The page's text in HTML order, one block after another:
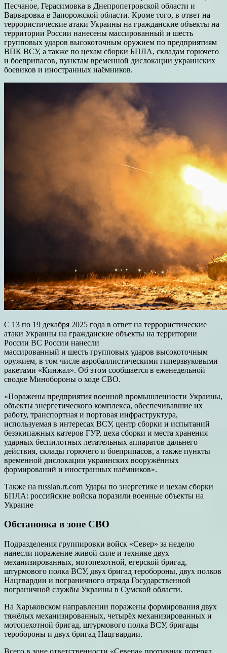
Песчаное, Герасимовка в Днепропетровской области и
Варваровка в Запорожской области. Кроме того, в ответ на
террористические атаки Украины на гражданские объекты на
территории России нанесены массированный и шесть
групповых ударов высокоточным оружием по предприятиям
ВПК ВСУ, а также по цехам сборки БПЛА, складам горючего
и боеприпасов, пунктам временной дислокации украинских
боевиков и иностранных наёмников.
С 13 по 19 декабря 2025 года в ответ на террористические
атаки Украины на гражданские объекты на территории
России ВС России нанесли
массированный и шесть групповых ударов высокоточным
оружием, в том числе аэробаллистическими гиперзвуковыми
ракетами «Кинжал». Об этом сообщается в еженедельной
сводке Минобороны о ходе СВО.
«Поражены предприятия военной промышленности Украины,
объекты энергетического комплекса, обеспечивавшие их
работу, транспортная и портовая инфраструктура,
используемая в интересах ВСУ, центр сборки и испытаний
безэкипажных катеров ГУР, цеха сборки и места хранения
ударных беспилотных летательных аппаратов дальнего
действия, склады горючего и боеприпасов, а также пункты
временной дислокации украинских вооружённых
формирований и иностранных наёмников».
Также на russian.rt.com Удары по энергетике и цехам сборки
БПЛА: российские войска поразили военные объекты на
Украине
Обстановка в зоне СВО
Подразделения группировки войск «Север» за неделю
нанесли поражение живой силе и технике двух
механизированных, мотопехотной, егерской бригад,
штурмового полка ВСУ, двух бригад теробороны, двух полков
Нацгвардии и пограничного отряда Государственной
пограничной службы Украины в Сумской области.
На Харьковском направлении поражены формирования двух
тяжёлых механизированных, четырёх механизированных и
мотопехотной бригад, штурмового полка ВСУ, бригады
теробороны и двух бригад Нацгвардии.
Всего в зоне ответственности «Севера» противник потерял